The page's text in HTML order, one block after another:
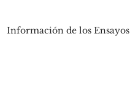
Información de los Ensayos